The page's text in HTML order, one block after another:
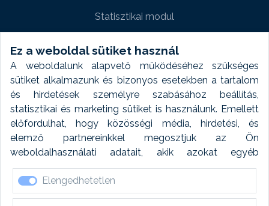
Ez a weboldal sütiket használ
A weboldalunk alapvető működéséhez szükséges
sütiket alkalmazunk és bizonyos esetekben a tartalom
és hirdetések személyre szabásához beállítás,
statisztikai és marketing sütiket is használunk. Emellett
előfordulhat, hogy közösségi média, hirdetési, és
elemző partnereinkkel megosztjuk az Ön
weboldalhasználati adatait, akik azokat egyéb
forrásokból gyűjtött adatokkal kombinálhatják. A sütik
elfogadásával kapcsolatosan naplózást végzünk és
ezen adatokat 6 hónap után automatikusan töröljük. A
Elengedhetetlen
Statisztikai modul
Weboldal modul
Fényképtár extra modul
Autómosó modul
Feladatütemezés